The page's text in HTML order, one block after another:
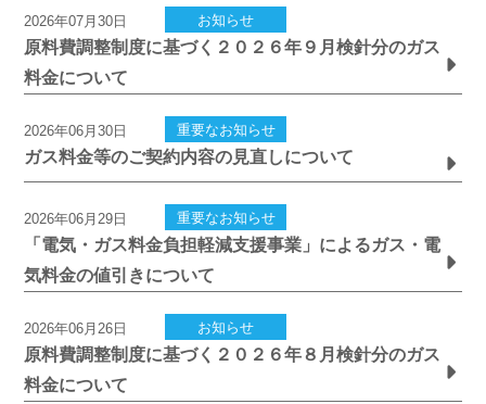
2026年07月30日 お知らせ
原料費調整制度に基づく２０２６年９月検針分のガス
料金について
2026年06月30日 重要なお知らせ
ガス料金等のご契約内容の見直しについて
2026年06月29日 重要なお知らせ
「電気・ガス料金負担軽減支援事業」によるガス・電
気料金の値引きについて
2026年06月26日 お知らせ
原料費調整制度に基づく２０２６年８月検針分のガス
料金について